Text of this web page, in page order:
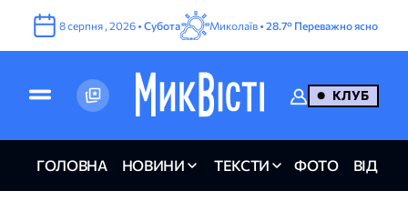
8серпня , 2026 • Субота Миколаїв • 28.7° Переважно ясно
КЛУБ
ГОЛОВНА НОВИНИ ТЕКСТИ ФОТО ВІДЕО